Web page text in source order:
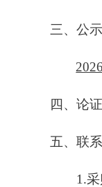
三、公
四、论
五、联
1.